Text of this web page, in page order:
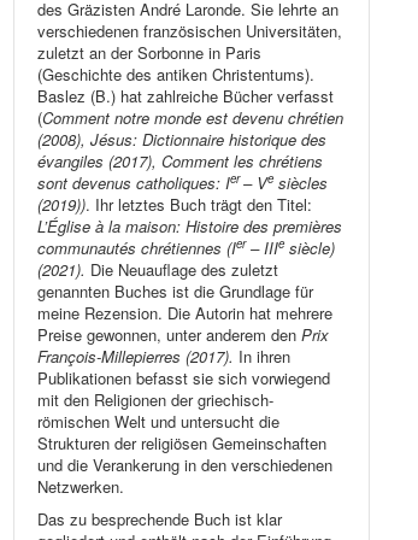
des Gräzisten André Laronde. Sie lehrte an
verschiedenen französischen Universitäten,
zuletzt an der Sorbonne in Paris
(Geschichte des antiken Christentums).
Baslez (B.) hat zahlreiche Bücher verfasst
(Comment notre monde est devenu chrétien
(2008), Jésus: Dictionnaire historique des
évangiles (2017), Comment les chrétiens
sont devenus catholiques: Ier– Ve siècles
(2019)). Ihr letztes Buch trägt den Titel:
L’Église à la maison: Histoire des premières
communautés chrétiennes (Ier– IIIe siècle)
(2021). Die Neuauflage des zuletzt
genannten Buches ist die Grundlage für
meine Rezension. Die Autorin hat mehrere
Preise gewonnen, unter anderem denPrix
François-Millepierres (2017). In ihren
Publikationen befasst sie sich vorwiegend
mit den Religionen der griechisch-
römischen Welt und untersucht die
Strukturen der religiösen Gemeinschaften
und die Verankerung in den verschiedenen
Netzwerken.
Das zu besprechende Buch ist klar